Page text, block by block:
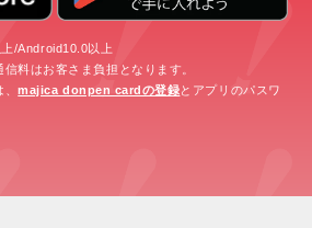
/Android10.0以上
料はお客さま負担となります。
、majica donpen cardの登録とアプリのパスワ